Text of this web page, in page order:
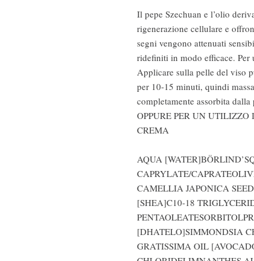
Il pepe Szechuan e l’olio
rigenerazione cellulare e
segni vengono attenuati
ridefiniti in modo efficace.
Applicare sulla pelle del viso
per 10-15 minuti, quindi
completamente assorbita
OPPURE PER UN
CREMA
AQUA
CAPRYLATE/
CAMELLIA JAPONICA
[SHEA]C10-18
[DHATELO]SIMMONDSIA
GRATISSIMA OIL